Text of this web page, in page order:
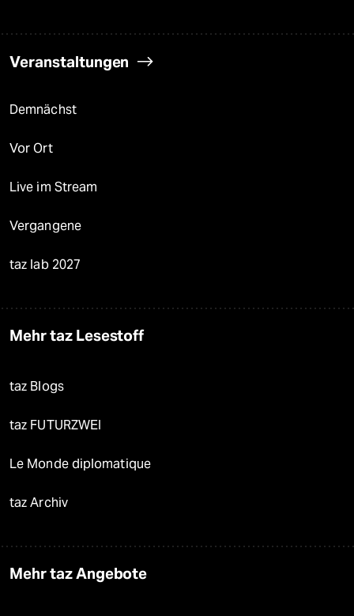
Veranstaltungen
Demnächst
Vor Ort
Live im Stream
Vergangene
taz lab 2027
Mehr taz Lesestoff
taz Blogs
taz FUTURZWEI
Le Monde diplomatique
taz Archiv
Mehr taz Angebote